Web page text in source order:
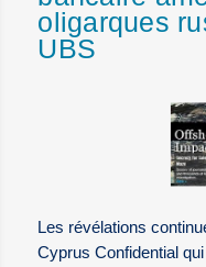
oligarques
UBS
Les révélations
Cyprus Confidential